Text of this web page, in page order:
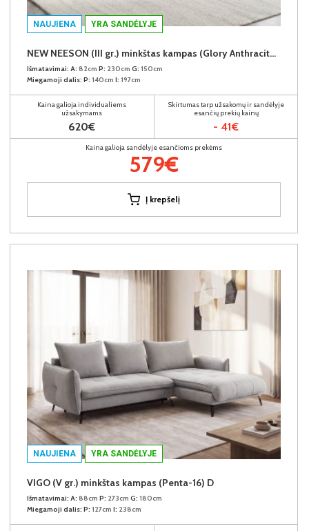
NAUJIENA YRA SANDĖLYJE
NEW NEESON (III gr.) minkštas kampas (Glory Anthracite-18)
Išmatavimai: A: 82cm P: 230cm G: 150cm
Miegamoji dalis: P: 140cm I: 197cm
Kaina galioja individualiems
užsakymams
620€
Skirtumas tarp užsakomų ir sandėlyje
esančių prekių kainų
- 41€
Kaina galioja sandėlyje esančioms prekėms
579€
Į krepšelį
NAUJIENA YRA SANDĖLYJE
VIGO (V gr.) minkštas kampas (Penta-16) D
Išmatavimai: A: 88cm P: 273cm G: 180cm
Miegamoji dalis: P: 127cm I: 238cm